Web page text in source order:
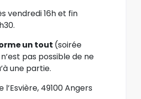
vendredi 16h et fin
un tout (soirée
pas possible de ne
une partie.
l’Esvière, 49100 Angers